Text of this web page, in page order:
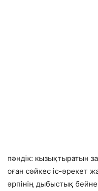
пәндік: кызықтыратын
оған сәйкес іс-әрекет
әрпінің дыбыстық